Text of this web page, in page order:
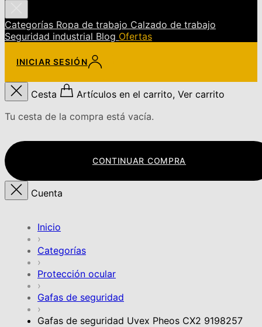
Categorías Ropa de trabajo Calzado de trabajo
Seguridad industrial Blog Ofertas
INICIAR SESIÓN
Cesta
Artículos en el carrito, Ver carrito
Tu cesta de la compra está vacía.
CONTINUAR COMPRA
Cuenta
Inicio
›
Categorías
›
Protección ocular
›
Gafas de seguridad
›
Gafas de seguridad Uvex Pheos CX2 9198257